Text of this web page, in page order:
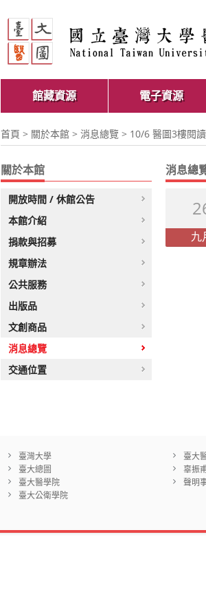
館藏資源 電子資源
首頁 > 關於本館 > 消息總覽 > 10/6 醫圖3樓閱
關於本館
開放時間 / 休館公告
本館介紹
捐款與招募
規章辦法
公共服務
出版品
文創商品
消息總覽
交通位置
消息總
九
臺灣大學
臺大總圖
臺大醫學院
臺大公衛學院
臺大
辜振
聲明